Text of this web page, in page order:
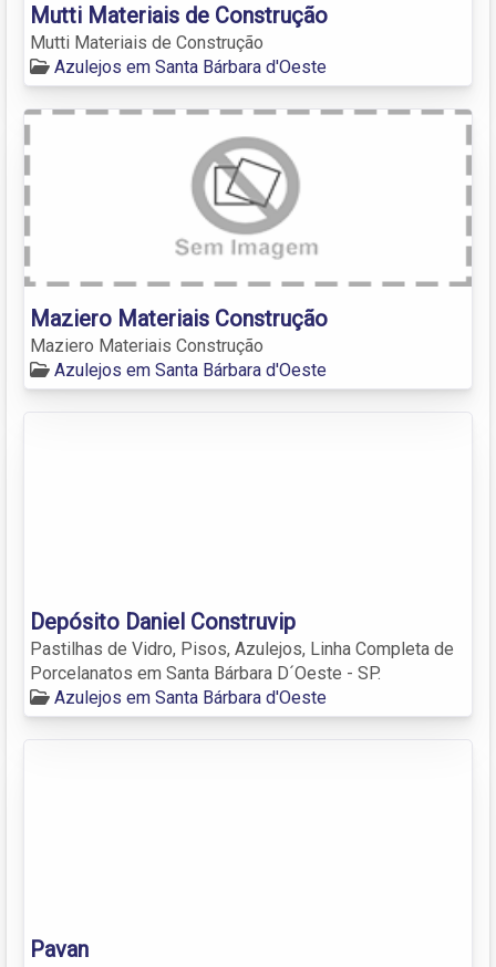
Mutti Materiais de Construção
Mutti Materiais de Construção
Azulejos em Santa Bárbara d'Oeste
Maziero Materiais Construção
Maziero Materiais Construção
Azulejos em Santa Bárbara d'Oeste
Depósito Daniel Construvip
Pastilhas de Vidro, Pisos, Azulejos, Linha Completa de
Porcelanatos em Santa Bárbara D´Oeste - SP.
Azulejos em Santa Bárbara d'Oeste
Pavan